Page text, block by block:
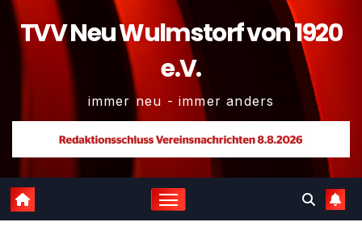
TVV Neu Wulmstorf von 1920
e.V.
immer neu - immer anders